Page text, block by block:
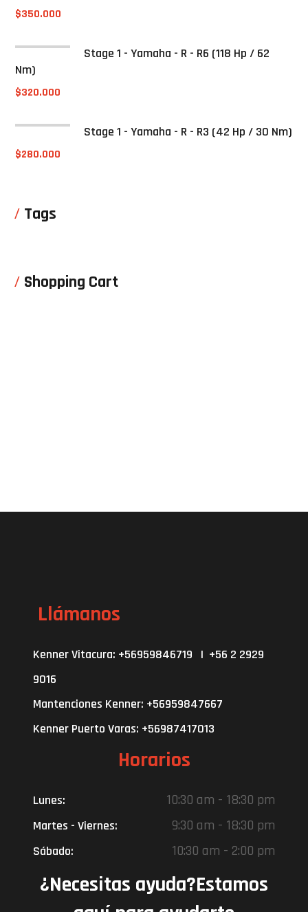
$350.000
Stage 1 - Yamaha - R - R6 (118 Hp / 62
Nm)
$320.000
Stage 1 - Yamaha - R - R3 (42 Hp / 30 Nm)
$280.000
Tags
Shopping Cart
Llámanos
Kenner Vitacura: +56959846719 | +56 2 2929
9016
Mantenciones Kenner: +56959847667
Kenner Puerto Varas: +56987417013
Horarios
Lunes: 10:30 am - 18:30 pm
Martes - Viernes: 9:30 am - 18:30 pm
Sábado: 10:30 am - 2:00 pm
¿Necesitas ayuda?Estamos